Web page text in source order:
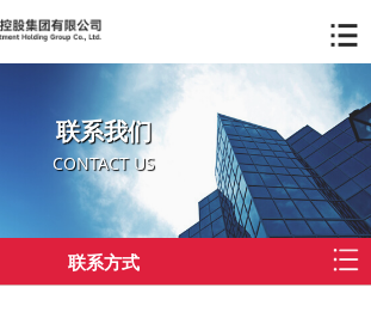
联系我们
CONTACT US
联系方式